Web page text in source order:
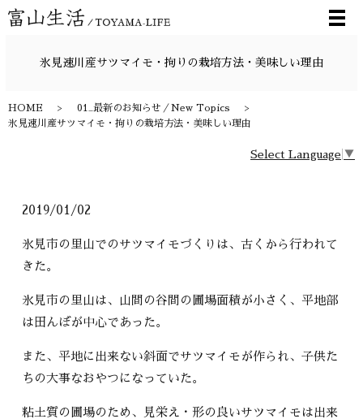
メ
氷見速川産サツマイモ・拘りの栽培方法・美味しい理由
HOME
01_最新のお知らせ／New Topics
氷見速川産サツマイモ・拘りの栽培方法・美味しい理由
Select Language ▼
2019/01/02
氷見市の里山でのサツマイモづくりは、古くから行われて
きた。
氷見市の里山は、山間の谷間の圃場面積が小さく、平地部
は田んぼが中心であった。
また、平地に出来ない斜面でサツマイモが作られ、子供た
ちの大事なおやつになっていた。
粘土質の圃場のため、見栄え・形の良いサツマイモは出来